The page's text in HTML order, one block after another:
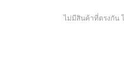
ไม่มีสินค้าที่ตรงกัน